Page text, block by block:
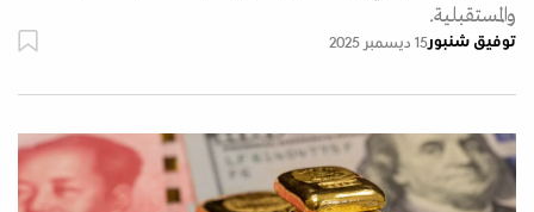
والمستقبلية.
توفيق شنبور15 ديسمبر 2025